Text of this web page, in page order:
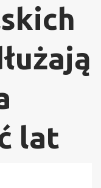
lat